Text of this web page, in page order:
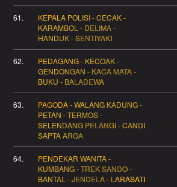
61.
KEPALA POLISI - CECAK -
KARAMBOL - DELIMA -
HANDUK - SENTIYAKI
62.
PEDAGANG - KECOAK -
GENDONGAN - KACA MATA -
BUKU - BALADEWA
63.
PAGODA - WALANG KADUNG -
PETAN - TERMOS -
SELENDANG PELANGI - CANDI
SAPTA ARGA
64.
PENDEKAR WANITA -
KUMBANG - TREK SANDO -
BANTAL - JENDELA - LARASATI